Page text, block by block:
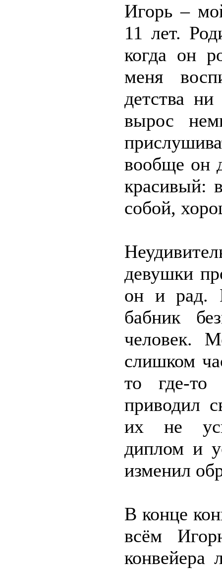
Игорь –
11 лет.
когда он
меня
детства
вырос
вообще он
красивый:
собой,
девушки
он и рад.
бабник
человек.
слишком
то где-то
приводил
их не
диплом и
изменил
В конце
всём
конвейера